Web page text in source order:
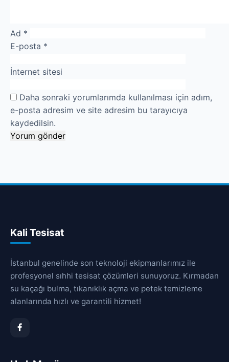
Ad *
E-posta *
İnternet sitesi
Daha sonraki yorumlarımda kullanılması için adım,
e-posta adresim ve site adresim bu tarayıcıya
kaydedilsin.
Kali Tesisat
İstanbul genelinde son teknoloji ekipmanlarımız ile
profesyonel sıhhi tesisat çözümleri sunuyoruz. Kırmadan
su kaçağı bulma, tıkanıklık açma ve petek temizleme
alanlarında hızlı ve garantili hizmet!